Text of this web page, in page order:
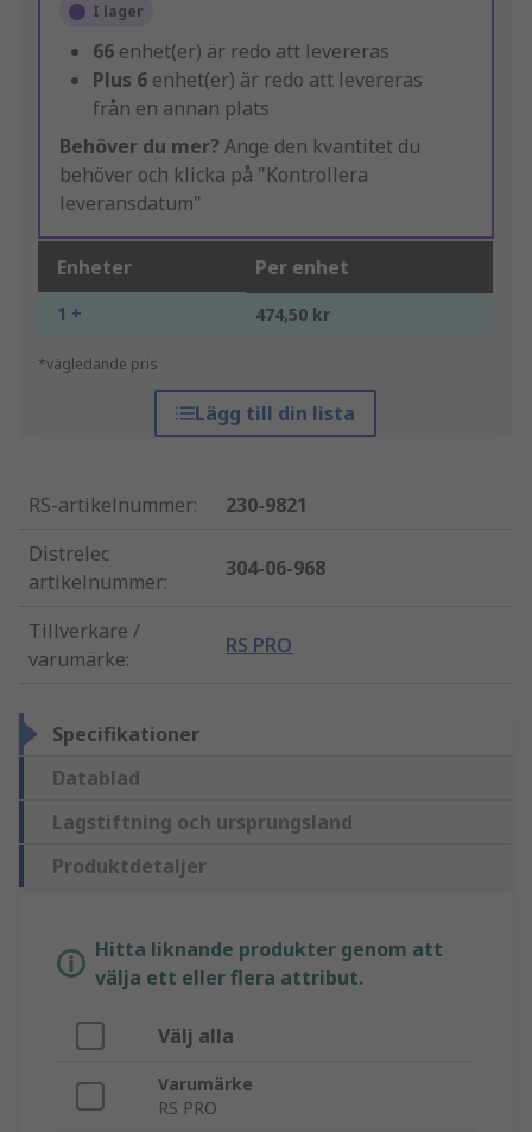
I lager
66 enhet(er) är redo att levereras
Plus 6 enhet(er) är redo att levereras
från en annan plats
Behöver du mer? Ange den kvantitet du
behöver och klicka på "Kontrollera
leveransdatum"
Enheter Per enhet
1 + 474,50 kr
*vägledande pris
Lägg till din lista
RS-artikelnummer:
230-9821
Distrelec
artikelnummer:
304-06-968
Tillverkare /
varumärke:
RS PRO
Specifikationer
Datablad
Lagstiftning och ursprungsland
Produktdetaljer
Hitta liknande produkter genom att
välja ett eller flera attribut.
Välj alla
Varumärke
RS PRO